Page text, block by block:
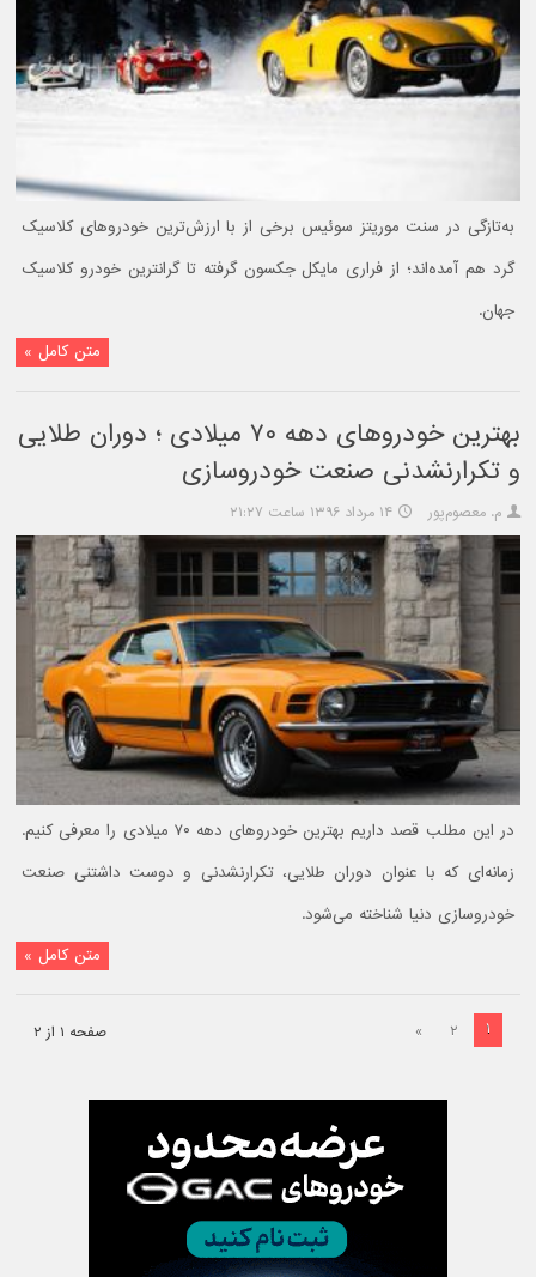
به‌تازگی در سنت موریتز سوئیس برخی از با ارزش‌ترین خودروهای کلاسیک
گرد هم آمده‌اند؛ از فراری مایکل جکسون گرفته تا گرانترین خودرو کلاسیک
جهان.
متن کامل »
بهترین خودروهای دهه ۷۰ میلادی ؛ دوران طلایی
و تکرارنشدنی صنعت خودروسازی
م. معصوم‌پور ۱۴ مرداد ۱۳۹۶ ساعت ۲۱:۲۷
در این مطلب قصد داریم بهترین خودروهای دهه ۷۰ میلادی را معرفی کنیم.
زمانه‌ای که با عنوان دوران طلایی، تکرارنشدنی و دوست داشتنی صنعت
خودروسازی دنیا شناخته می‌شود.
متن کامل »
صفحه ۱ از ۲ ۱ ۲ »